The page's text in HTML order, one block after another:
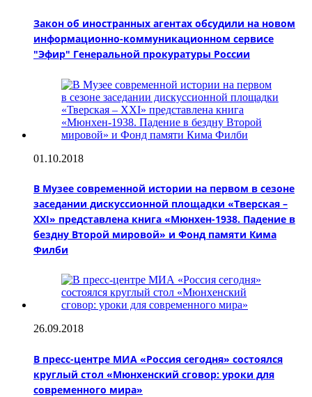
Закон об иностранных агентах обсудили на новом
информационно-коммуникационном сервисе
"Эфир" Генеральной прокуратуры России
01.10.2018
В Музее современной истории на первом в сезоне
заседании дискуссионной площадки «Тверская –
XXI» представлена книга «Мюнхен-1938. Падение в
бездну Второй мировой» и Фонд памяти Кима
Филби
26.09.2018
В пресс-центре МИА «Россия сегодня» состоялся
круглый стол «Мюнхенский сговор: уроки для
современного мира»